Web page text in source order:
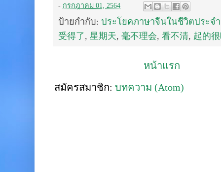
- กรกฎาคม 01, 2564
ป้ายกำกับ: ประโยคภาษาจีนในชีวิตประจ
受得了, 星期天, 毫不理会, 看不清, 起的
หน้าแรก
สมัครสมาชิก: บทความ (Atom)